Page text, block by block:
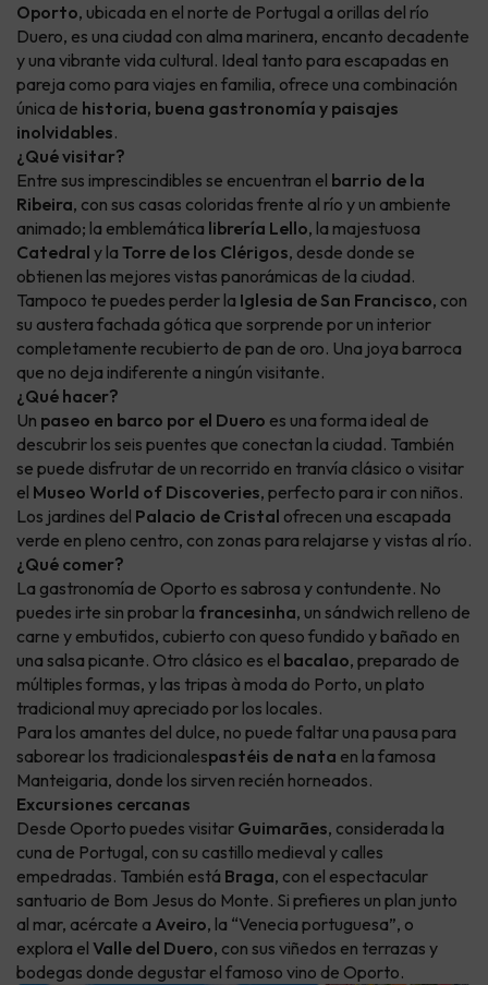
Oporto, ubicada en el norte de Portugal a orillas del río
Duero, es una ciudad con alma marinera, encanto decadente
y una vibrante vida cultural. Ideal tanto para escapadas en
pareja como para viajes en familia, ofrece una combinación
única de historia, buena gastronomía y paisajes
inolvidables.
¿Qué visitar?
Entre sus imprescindibles se encuentran el barrio de la
Ribeira, con sus casas coloridas frente al río y un ambiente
animado; la emblemática librería Lello, la majestuosa
Catedral y la Torre de los Clérigos, desde donde se
obtienen las mejores vistas panorámicas de la ciudad.
Tampoco te puedes perder la Iglesia de San Francisco, con
su austera fachada gótica que sorprende por un interior
completamente recubierto de pan de oro. Una joya barroca
que no deja indiferente a ningún visitante.
¿Qué hacer?
Un paseo en barco por el Duero es una forma ideal de
descubrir los seis puentes que conectan la ciudad. También
se puede disfrutar de un recorrido en tranvía clásico o visitar
el Museo World of Discoveries, perfecto para ir con niños.
Los jardines del Palacio de Cristal ofrecen una escapada
verde en pleno centro, con zonas para relajarse y vistas al río.
¿Qué comer?
La gastronomía de Oporto es sabrosa y contundente. No
puedes irte sin probar la francesinha, un sándwich relleno de
carne y embutidos, cubierto con queso fundido y bañado en
una salsa picante. Otro clásico es el bacalao, preparado de
múltiples formas, y las tripas à moda do Porto, un plato
tradicional muy apreciado por los locales.
Para los amantes del dulce, no puede faltar una pausa para
saborear los tradicionalespastéis de nata en la famosa
Manteigaria, donde los sirven recién horneados.
Excursiones cercanas
Desde Oporto puedes visitar Guimarães, considerada la
cuna de Portugal, con su castillo medieval y calles
empedradas. También está Braga, con el espectacular
santuario de Bom Jesus do Monte. Si prefieres un plan junto
al mar, acércate a Aveiro, la “Venecia portuguesa”, o
explora el Valle del Duero, con sus viñedos en terrazas y
bodegas donde degustar el famoso vino de Oporto.